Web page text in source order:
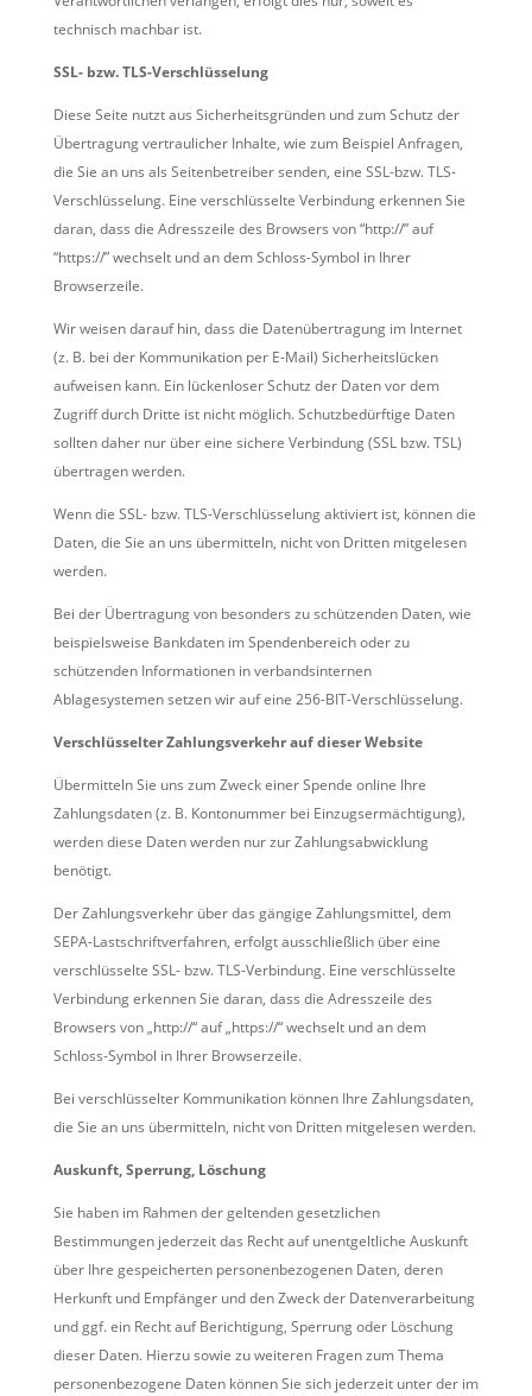
technisch machbar ist.
SSL- bzw. TLS-Verschlüsselung
Diese Seite nutzt aus Sicherheitsgründen und zum Schutz der
Übertragung vertraulicher Inhalte, wie zum Beispiel Anfragen,
die Sie an uns als Seitenbetreiber senden, eine SSL-bzw. TLS-
Verschlüsselung. Eine verschlüsselte Verbindung erkennen Sie
daran, dass die Adresszeile des Browsers von “http://” auf
“https://” wechselt und an dem Schloss-Symbol in Ihrer
Browserzeile.
Wir weisen darauf hin, dass die Datenübertragung im Internet
(z. B. bei der Kommunikation per E-Mail) Sicherheitslücken
aufweisen kann. Ein lückenloser Schutz der Daten vor dem
Zugriff durch Dritte ist nicht möglich. Schutzbedürftige Daten
sollten daher nur über eine sichere Verbindung (SSL bzw. TSL)
übertragen werden.
Wenn die SSL- bzw. TLS-Verschlüsselung aktiviert ist, können die
Daten, die Sie an uns übermitteln, nicht von Dritten mitgelesen
werden.
Bei der Übertragung von besonders zu schützenden Daten, wie
beispielsweise Bankdaten im Spendenbereich oder zu
schützenden Informationen in verbandsinternen
Ablagesystemen setzen wir auf eine 256-BIT-Verschlüsselung.
Verschlüsselter Zahlungsverkehr auf dieser Website
Übermitteln Sie uns zum Zweck einer Spende online Ihre
Zahlungsdaten (z. B. Kontonummer bei Einzugsermächtigung),
werden diese Daten werden nur zur Zahlungsabwicklung
benötigt.
Der Zahlungsverkehr über das gängige Zahlungsmittel, dem
SEPA-Lastschriftverfahren, erfolgt ausschließlich über eine
verschlüsselte SSL- bzw. TLS-Verbindung. Eine verschlüsselte
Verbindung erkennen Sie daran, dass die Adresszeile des
Browsers von „http://“ auf „https://“ wechselt und an dem
Schloss-Symbol in Ihrer Browserzeile.
Bei verschlüsselter Kommunikation können Ihre Zahlungsdaten,
die Sie an uns übermitteln, nicht von Dritten mitgelesen werden.
Auskunft, Sperrung, Löschung
Sie haben im Rahmen der geltenden gesetzlichen
Bestimmungen jederzeit das Recht auf unentgeltliche Auskunft
über Ihre gespeicherten personenbezogenen Daten, deren
Herkunft und Empfänger und den Zweck der Datenverarbeitung
und ggf. ein Recht auf Berichtigung, Sperrung oder Löschung
dieser Daten. Hierzu sowie zu weiteren Fragen zum Thema
personenbezogene Daten können Sie sich jederzeit unter der im